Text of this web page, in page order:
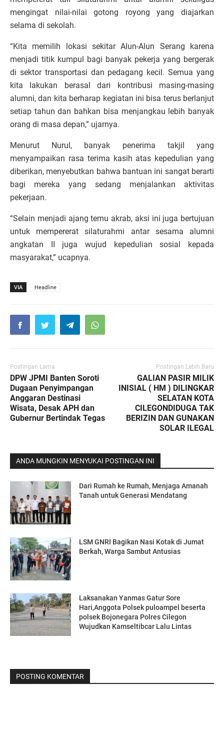
mengingat nilai-nilai gotong royong yang diajarkan
selama di sekolah.
“Kita memilih lokasi sekitar Alun-Alun Serang karena
menjadi titik kumpul bagi banyak pekerja yang bergerak
di sektor transportasi dan pedagang kecil. Semua yang
kita lakukan berasal dari kontribusi masing-masing
alumni, dan kita berharap kegiatan ini bisa terus berlanjut
setiap tahun dan bahkan bisa menjangkau lebih banyak
orang di masa depan,” ujarnya.
Menurut Nurul, banyak penerima takjil yang
menyampaikan rasa terima kasih atas kepedulian yang
diberikan, menyebutkan bahwa bantuan ini sangat berarti
bagi mereka yang sedang menjalankan aktivitas
pekerjaan.
“Selain menjadi ajang temu akrab, aksi ini juga bertujuan
untuk mempererat silaturahmi antar sesama alumni
angkatan II juga wujud kepedulian sosial kepada
masyarakat,” ucapnya.
VIA Headline
Postingan Lama
DPW JPMI Banten Soroti
Dugaan Penyimpangan
Anggaran Destinasi
Wisata, Desak APH dan
Gubernur Bertindak Tegas
Postingan Lebih Baru
GALIAN PASIR MILIK
INISIAL ( HM ) DILINGKAR
SELATAN KOTA
CILEGONDIDUGA TAK
BERIZIN DAN GUNAKAN
SOLAR ILEGAL
ANDA MUNGKIN MENYUKAI POSTINGAN INI
Dari Rumah ke Rumah, Menjaga Amanah
Tanah untuk Generasi Mendatang
LSM GNRI Bagikan Nasi Kotak di Jumat
Berkah, Warga Sambut Antusias
Laksanakan Yanmas Gatur Sore
Hari,Anggota Polsek puloampel beserta
polsek Bojonegara Polres Cilegon
Wujudkan Kamseltibcar Lalu Lintas
POSTING KOMENTAR